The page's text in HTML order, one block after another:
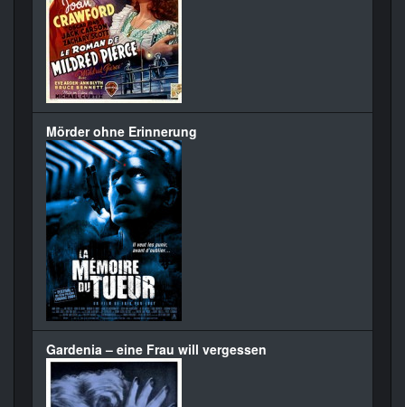
Mörder ohne Erinnerung
Gardenia – eine Frau will vergessen